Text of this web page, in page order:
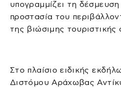
υπογραμμίζει τη
προστασία του
της βιώσιμης τουριστικής
Στο πλαίσιο ειδικής
Διστόμου Αράχωβας